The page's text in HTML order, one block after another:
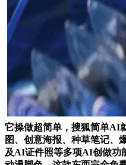
它操做超简单，搜狐简单AI
图、创意海报、种草笔记、
及AI证件照等多项AI创做功